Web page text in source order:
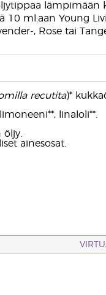
lämpimään
10 ml:aan Young
, Rose tai
recutita)*
linaloli**.
ainesosat.